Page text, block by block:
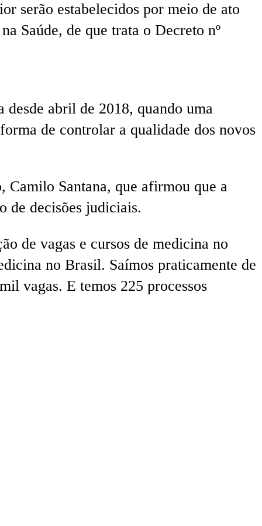
serão estabelecidos por meio de ato
Saúde, de que trata o Decreto nº
abril de 2018, quando uma
de controlar a qualidade dos novos
Camilo Santana, que afirmou que a
de decisões judiciais.
de vagas e cursos de medicina no
no Brasil. Saímos praticamente de
vagas. E temos 225 processos